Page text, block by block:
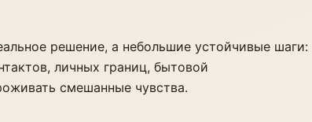
решение, а небольшие устойчивые шаги:
личных границ, бытовой
смешанные чувства.